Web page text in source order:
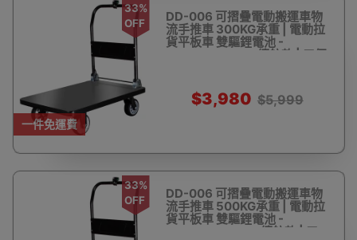
一件免運費
33%
OFF
DD-006 可摺疊電動搬運車物
流手推車 300KG承重 | 電動拉
貨平板車 雙驅鋰電池 -
90*60cm 16KM續航款 | 三個
$3,980 $5,999
33%
OFF
DD-006 可摺疊電動搬運車物
流手推車 500KG承重 | 電動拉
貨平板車 雙驅鋰電池 -
110*65cm 16KM續航款 | 三